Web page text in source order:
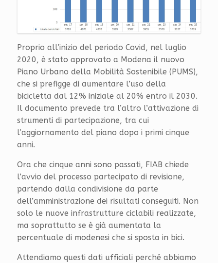
Proprio all’inizio del periodo Covid, nel luglio
2020, è stato approvato a Modena il nuovo
Piano Urbano della Mobilità Sostenibile (PUMS),
che si prefigge di aumentare l’uso della
bicicletta dal 12% iniziale al 20% entro il 2030.
Il documento prevede tra l’altro l’attivazione di
strumenti di partecipazione, tra cui
l’aggiornamento del piano dopo i primi cinque
anni.
Ora che cinque anni sono passati, FIAB chiede
l’avvio del processo partecipato di revisione,
partendo dalla condivisione da parte
dell’amministrazione dei risultati conseguiti. Non
solo le nuove infrastrutture ciclabili realizzate,
ma soprattutto se è già aumentata la
percentuale di modenesi che si sposta in bici.
Attendiamo questi dati ufficiali perché abbiamo